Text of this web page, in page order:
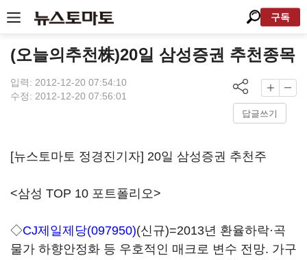
구독
(오늘의추천株)20일 삼성증권 추천종목
입력: 2012-12-20 07:54:10
수정: 2012-12-20 07:56:01
답글쓰기
[뉴스토마토 정경진기자] 20일 삼성증권 추천주
<삼성 TOP 10 포트폴리오>
◇CJ제일제당(097950)(신규)=2013년 환율하락·곡
물가 하향안정화 등 우호적인 매크로 변수 전망. 가구